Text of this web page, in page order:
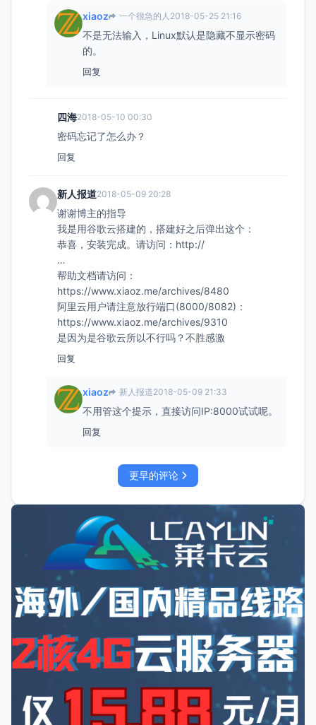
xiaoz 一个很急的人 2018-05-25 21:16
不是无法输入，Linux默认是隐藏不显示密码
的。
回复
四海2018-05-10 00:30
密码忘记了怎么办？
回复
新人报道2018-05-09 20:28
谢谢博主的指导
我是用谷歌云搭建的，搭建好之后弹出这个：
恭喜，安装完成。请访问：http://
…
帮助文档请访问：
https://www.xiaoz.me/archives/8480
阿里云用户请注意放行端口(8000/8082)：
https://www.xiaoz.me/archives/9310
是因为是谷歌云所以不行吗？不胜感激
回复
xiaoz 新人报道2018-05-09 21:33
不用管这个提示，直接访问IP:8000试试呢。
回复
更早的评论